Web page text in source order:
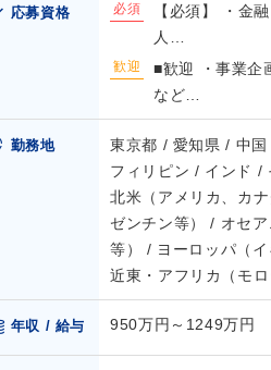
応募資格 必須
【必須】 ・金
人…
歓迎
■歓迎 ・事業企
など…
勤務地
東京都 / 愛知県 / 中
フィリピン / インド /
北米（アメリカ、カ
ゼンチン等） / オセ
等） / ヨーロッパ（
近東・アフリカ（モ
年収 / 給与 950万円～1249万円